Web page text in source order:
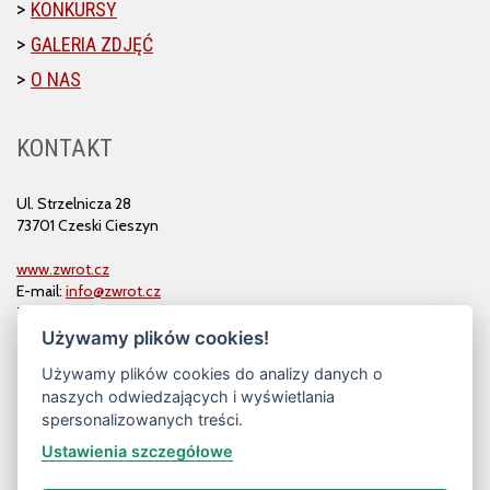
KONKURSY
GALERIA ZDJĘĆ
O NAS
KONTAKT
Ul. Strzelnicza 28
73701 Czeski Cieszyn
www.zwrot.cz
E-mail: info@zwrot.cz
Tel. i faks: 558 711 582
Używamy plików cookies!
Używamy plików cookies do analizy danych o
naszych odwiedzających i wyświetlania
spersonalizowanych treści.
Ustawienia szczegółowe